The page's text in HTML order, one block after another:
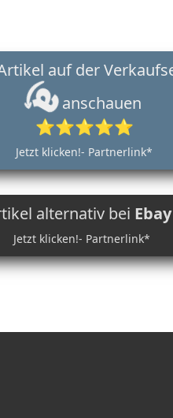
anschauen
⭐⭐⭐⭐⭐
Jetzt klicken!- Partnerlink*
alternativ bei Ebay
Jetzt klicken!- Partnerlink*